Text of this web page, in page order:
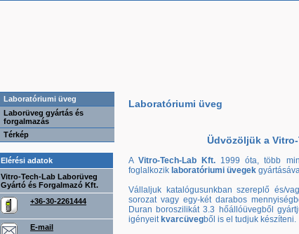
Laboratóriumi üveg
Laborüveg gyártás és
forgalmazás
Térkép
Elérési adatok
Vitro-Tech-Lab Laborüveg
Gyártó és Forgalmazó Kft.
+36-30-2261444
E-mail
Laboratóriumi üveg
Üdvözöljük a
AVitro-Tech-Lab Kft. 1999 óta, több
foglalkozik laboratóriumi üvegek
Vállaljuk katalógusunkban szereplő és/
sorozat vagy egy-két darabos
Duran boroszilikát 3.3 hőállóüvegből
igényeit kvarcüvegből is el tudjuk készíteni.